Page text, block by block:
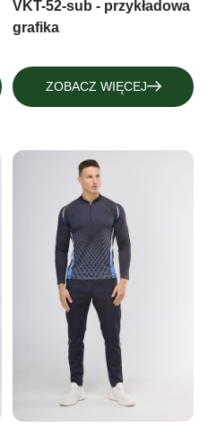
VKT-52-sub - przykładowa
grafika
ZOBACZ WIĘCEJ